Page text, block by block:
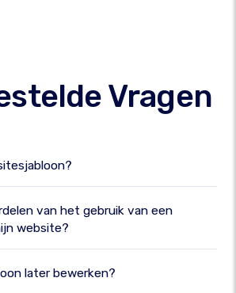
Vragen
van het gebruik van een
website?
later bewerken?